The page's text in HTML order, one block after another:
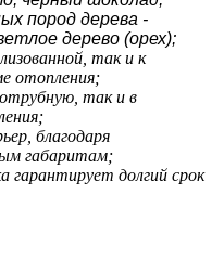
пород дерева -
дерево (орех);
так и к
отопления;
так и в
благодаря
габаритам;
гарантирует долгий срок